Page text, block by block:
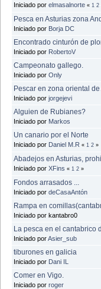
Iniciado por elmasalnorte « 1 2
Pesca en Asturias zona
Iniciado por Borja DC
Encontrado cinturón de
Iniciado por RobertoV
Campeonato gallego.
Iniciado por Only
Pescar en zona oriental de
Iniciado por jorgejevi
Alguien de Rubianes?
Iniciado por Markos
Un canario por el Norte
Iniciado por Daniel M.R « 1 2 »
Abadejos en Asturias,
Iniciado por XFins « 1 2 »
Fondos arrasados ...
Iniciado por deCasaAntón
Rampa en
Iniciado por kantabro0
La pesca en el cantabrico
Iniciado porAsier_sub
tiburones en galicia
Iniciado por Dani IL
Comer en Vigo.
Iniciado por roger